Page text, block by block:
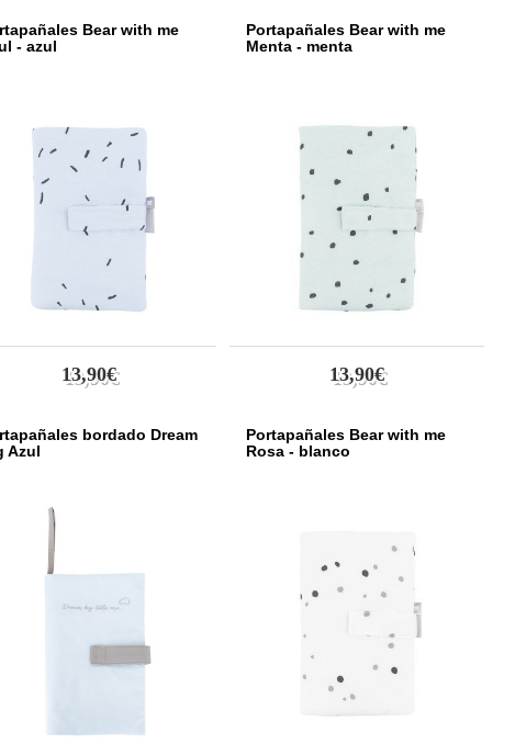
Bear with me
- azul
13,90€
Portapañales Bear with me
Menta - menta
13,90€
bordado Dream
Azul
Portapañales Bear with me
Rosa - blanco